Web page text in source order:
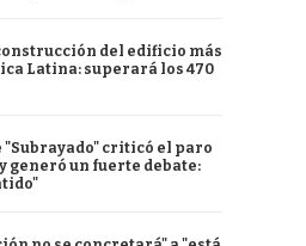
del edificio más
Latina: superará los 470
"Subrayado" criticó el paro
generó un fuerte debate: